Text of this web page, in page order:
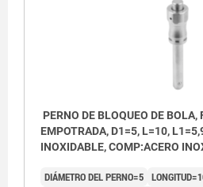
PERNO DE BLOQUEO DE
EMPOTRADA, D1=5, L=10,
INOXIDABLE, COMP:ACERO
DIÁMETRO DEL PERNO=5